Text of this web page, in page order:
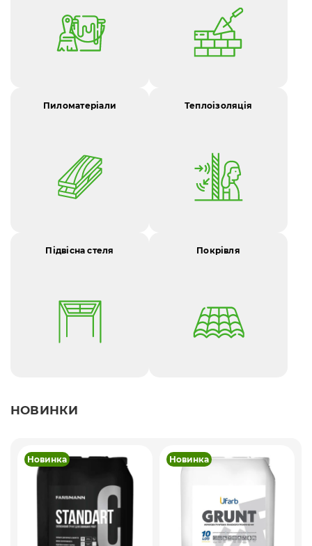
Пиломатеріали Теплоізоляція
Підвісна стеля Покрівля
НОВИНКИ
Новинка Новинка